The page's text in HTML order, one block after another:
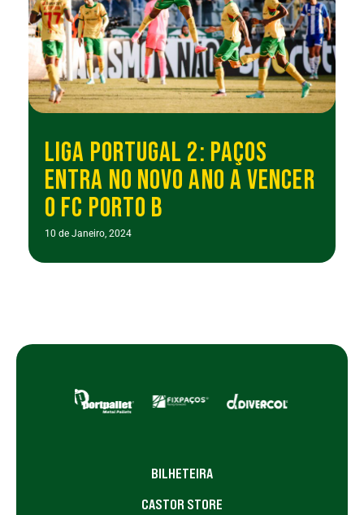
LIGA PORTUGAL 2: PAÇOS
ENTRA NO NOVO ANO A VENCER
O FC PORTO B
10 de Janeiro, 2024
BILHETEIRA
CASTOR STORE